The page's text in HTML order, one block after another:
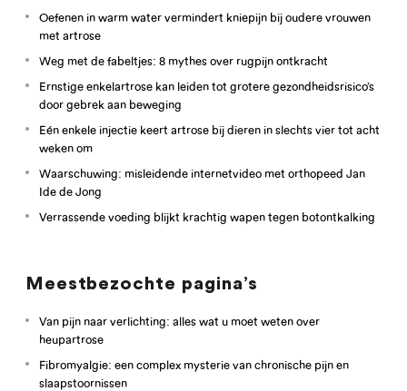
Oefenen in warm water vermindert kniepijn bij oudere vrouwen
met artrose
Weg met de fabeltjes: 8 mythes over rugpijn ontkracht
Ernstige enkelartrose kan leiden tot grotere gezondheidsrisico’s
door gebrek aan beweging
Eén enkele injectie keert artrose bij dieren in slechts vier tot acht
weken om
Waarschuwing: misleidende internetvideo met orthopeed Jan
Ide de Jong
Verrassende voeding blijkt krachtig wapen tegen botontkalking
Meestbezochte pagina’s
Van pijn naar verlichting: alles wat u moet weten over
heupartrose
Fibromyalgie: een complex mysterie van chronische pijn en
slaapstoornissen